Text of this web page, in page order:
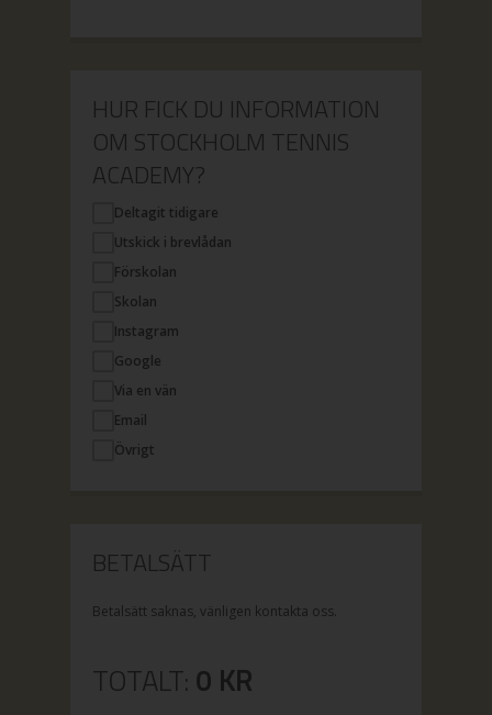
HUR FICK DU INFORMATION
OM STOCKHOLM TENNIS
ACADEMY?
Deltagit tidigare
Utskick i brevlådan
Förskolan
Skolan
Instagram
Google
Via en vän
Email
Övrigt
BETALSÄTT
Betalsätt saknas, vänligen kontakta oss.
TOTALT: 0 KR